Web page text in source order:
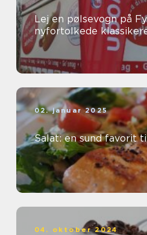
Lej en pølsevogn på
nyfortolkede
02. januar 2025
Salat: en sund favorit
04. oktober 2024